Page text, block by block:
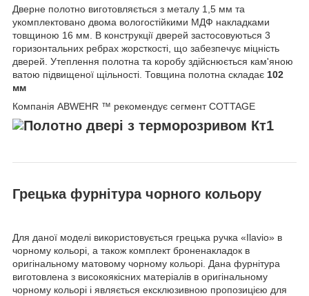
Дверне полотно виготовляється з металу 1,5 мм та
укомплектовано двома вологостійкими МДФ накладками
товщиною 16 мм. В конструкції дверей застосовуються 3
горизонтальних ребрах жорсткості, що забезпечує міцність
дверей. Утеплення полотна та коробу здійснюється кам'яною
ватою підвищеної щільності. Товщина полотна складає 102
мм
Компанія ABWEHR ™ рекомендує сегмент COTTAGE
Грецька фурнітура чорного кольору
Для даної моделі використовується грецька ручка «Ilavio» в
чорному кольорі, а також комплект броненакладок в
оригінальному матовому чорному кольорі. Дана фурнітура
виготовлена з високоякісних матеріалів в оригінальному
чорному кольорі і являється ексклюзивною пропозицією для